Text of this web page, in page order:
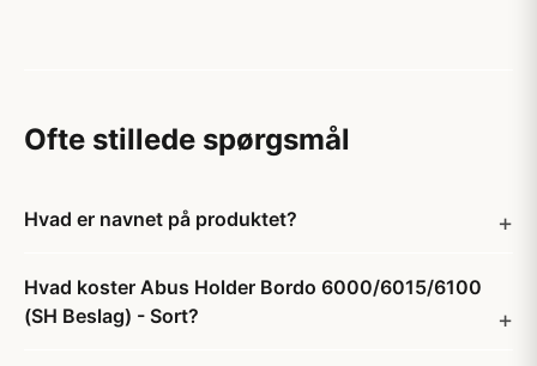
Ofte stillede spørgsmål
Hvad er navnet på produktet?
Hvad koster Abus Holder Bordo 6000/6015/6100
(SH Beslag) - Sort?